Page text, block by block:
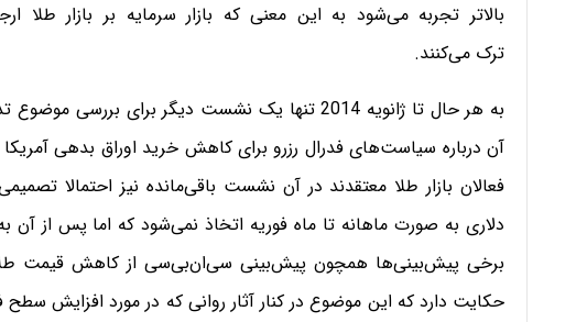
بالاتر تجربه می‌شود به این معنی که بازار سرمایه بر بازار طلا
ترک می‌کنند.
به هر حال تا ژانویه 2014 تنها یک نشست دیگر برای
آن درباره سیاست‌های فدرال رزرو برای کاهش خرید اوراق بدهی
دلاری به صورت ماهانه تا ماه فوریه اتخاذ نمی‌شود که اما پس از
حکایت دارد که این موضوع در کنار آثار روانی که در مورد افزایش